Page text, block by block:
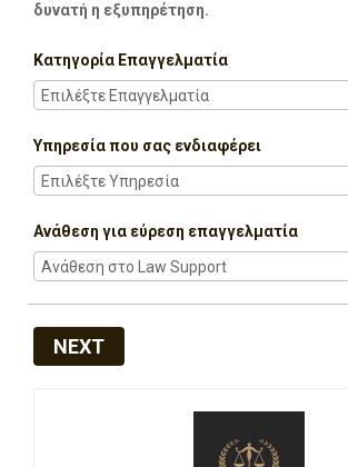
δυνατή η εξυπηρέτηση.
Κατηγορία Επαγγελματία
Υπηρεσία που σας ενδιαφέρει
Ανάθεση για εύρεση επαγγελματία
NEXT